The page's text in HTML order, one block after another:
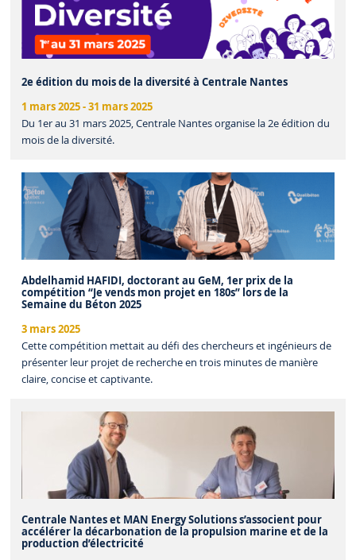
2e édition du mois de la diversité à Centrale Nantes
1 mars 2025-31 mars 2025
Du 1er au 31 mars 2025, Centrale Nantes organise la 2e édition du
mois de la diversité.
Abdelhamid HAFIDI, doctorant au GeM, 1er prix de la
compétition “Je vends mon projet en 180s” lors de la
Semaine du Béton 2025
3 mars 2025
Cette compétition mettait au défi des chercheurs et ingénieurs de
présenter leur projet de recherche en trois minutes de manière
claire, concise et captivante.
Centrale Nantes et MAN Energy Solutions s’associent pour
accélérer la décarbonation de la propulsion marine et de la
production d’électricité